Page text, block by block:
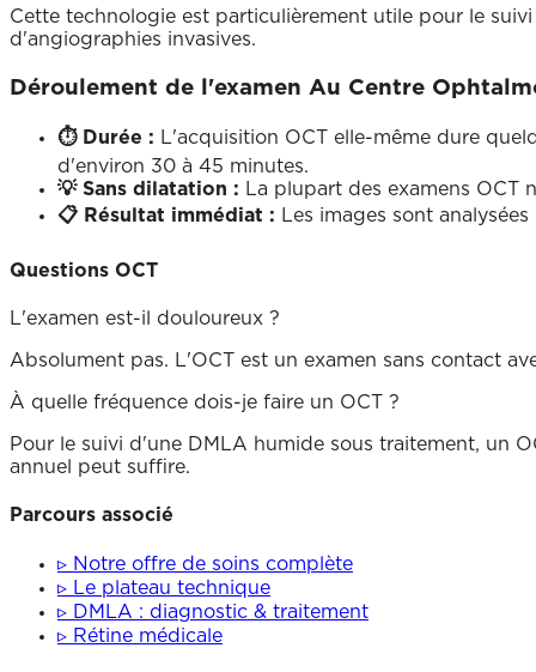
Cette technologie est particulièrement utile pour le
d'angiographies invasives.
Déroulement de l'examen Au Centre
⏱ Durée : L'acquisition OCT elle-même dure
d'environ 30 à 45 minutes.
💡 Sans dilatation : La plupart des examens OCT
📋 Résultat immédiat : Les images sont
Questions OCT
L'examen est-il douloureux ?
Absolument pas. L'OCT est un examen sans contact
À quelle fréquence dois-je faire un OCT ?
Pour le suivi d'une DMLA humide sous traitement, un
annuel peut suffire.
Parcours associé
▹ Notre offre de soins complète
▹ Le plateau technique
▹ DMLA : diagnostic & traitement
▹ Rétine médicale